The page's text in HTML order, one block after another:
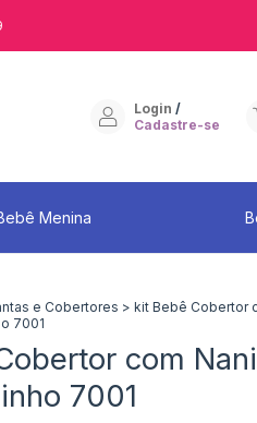
Login /
Cadastre-se
Menina
e Cobertores > kit Bebê Cobertor
7001
com
7001